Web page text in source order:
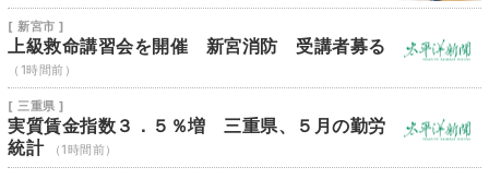
[ 新宮市 ]
上級救命講習会を開催 新宮消防 受講者募る
（1時間前）
[ 三重県 ]
実質賃金指数３．５％増 三重県、５月の勤労
統計
（1時間前）